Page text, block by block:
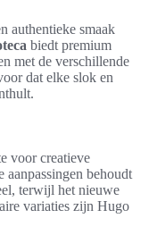
authentieke smaak
biedt premium
met de verschillende
dat elke slok en
voor creatieve
aanpassingen behoudt
terwijl het nieuwe
variaties zijn Hugo